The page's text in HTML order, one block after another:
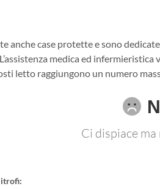
anche case protette e sono
medica ed
letto raggiungono un numero
Ci dispiace